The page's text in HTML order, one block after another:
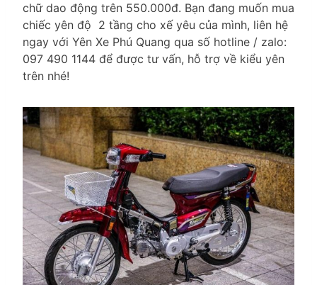
chữ dao động trên 550.000đ. Bạn đang muốn mua
chiếc yên độ 2 tầng cho xế yêu của mình, liên hệ
ngay với Yên Xe Phú Quang qua số hotline / zalo:
097 490 1144 để được tư vấn, hỗ trợ về kiểu yên
trên nhé!